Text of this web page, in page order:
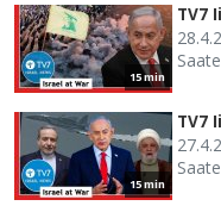
15 min
TV7
15 min
TV7